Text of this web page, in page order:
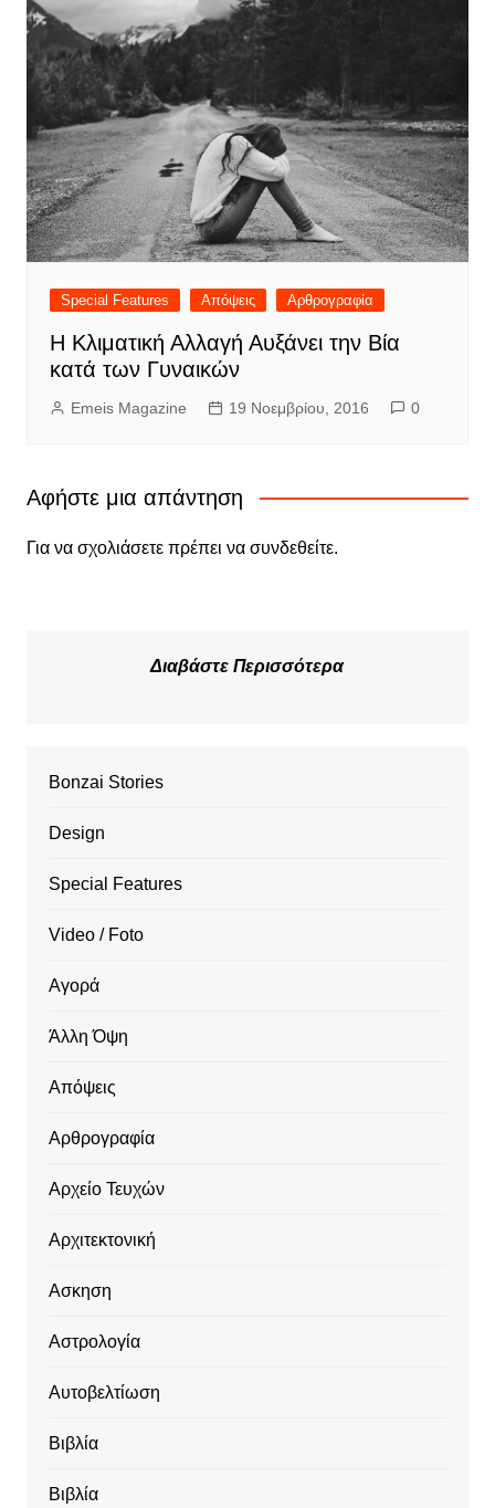
Special Features Απόψεις Αρθρογραφία
Η Κλιματική Αλλαγή Αυξάνει την Βία
κατά των Γυναικών
Emeis Magazine 19 Νοεμβρίου, 2016 0
Αφήστε μια απάντηση
Για να σχολιάσετε πρέπει να συνδεθείτε.
Διαβάστε Περισσότερα
Bonzai Stories
Design
Special Features
Video / Foto
Αγορά
Άλλη Όψη
Απόψεις
Αρθρογραφία
Αρχείο Τευχών
Αρχιτεκτονική
Ασκηση
Αστρολογία
Αυτοβελτίωση
Βιβλία
Βιβλία